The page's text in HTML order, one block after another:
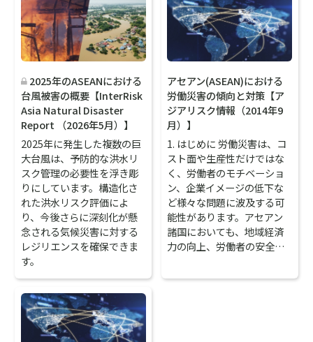
2025年のASEANにおける
台風被害の概要【InterRisk
Asia Natural Disaster
Report （2026年5月）】
2025年に発生した複数の巨
大台風は、予防的な洪水リ
スク管理の必要性を浮き彫
りにしています。構造化さ
れた洪水リスク評価によ
り、今後さらに深刻化が懸
念される気候災害に対する
レジリエンスを確保できま
す。
アセアン(ASEAN)における
労働災害の傾向と対策【ア
ジアリスク情報（2014年9
月）】
1. はじめに 労働災害は、コ
スト面や生産性だけではな
く、労働者のモチベーショ
ン、企業イメージの低下な
ど様々な問題に波及する可
能性があります。アセアン
諸国においても、地域経済
力の向上、労働者の安全…